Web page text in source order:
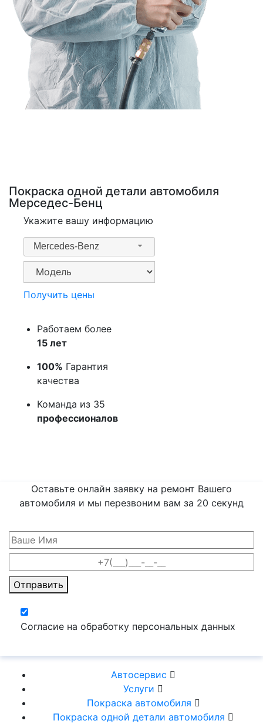
Покраска одной детали автомобиля
Мерседес-Бенц
Укажите вашу информацию
Mercedes-Benz
Получить цены
Работаем более
15 лет
100% Гарантия
качества
Команда из 35
профессионалов
Оставьте онлайн заявку на ремонт Вашего
автомобиля и мы перезвоним вам за 20 секунд
Отправить
Согласие на обработку персональных данных
Автосервис
Услуги
Покраска автомобиля
Покраска одной детали автомобиля